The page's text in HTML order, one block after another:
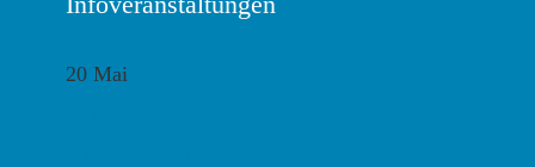
20 Mai